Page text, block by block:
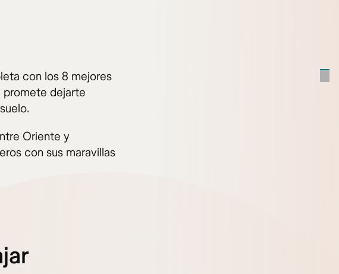
con los 8 mejores
promete dejarte
Oriente y
con sus maravillas